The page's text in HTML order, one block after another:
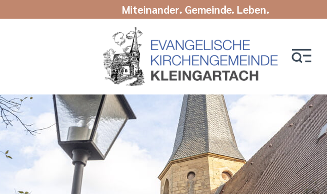
Miteinander. Gemeinde. Leben.